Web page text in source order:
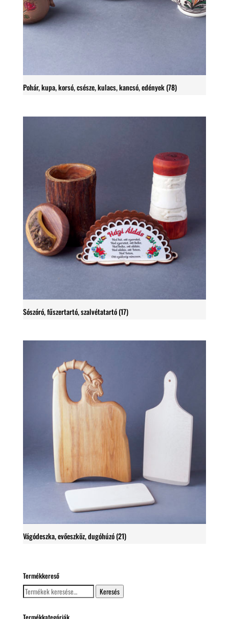
Pohár, kupa, korsó, csésze, kulacs, kancsó, edények(78)
Sószóró, fűszertartó, szalvétatartó(17)
Vágódeszka, evőeszköz, dugóhúzó(21)
Termékkereső
Keresés
a
Keresés
Termékkategóriák